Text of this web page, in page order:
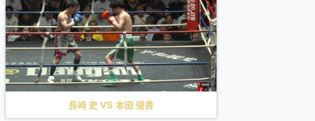
長崎 史 VS 本田 優貴